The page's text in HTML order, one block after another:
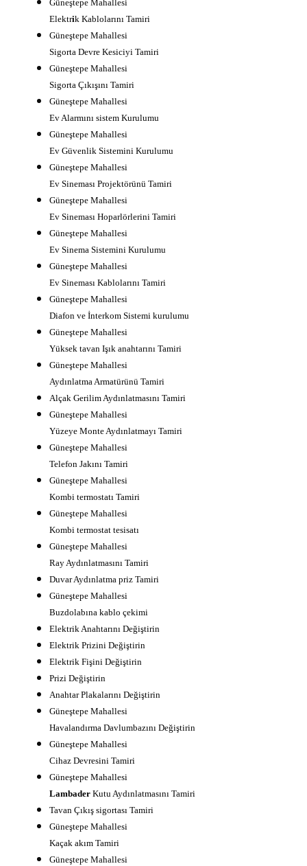
Güneştepe Mahallesi
Elektrik Kablolarını Tamiri
Güneştepe Mahallesi
Sigorta Devre Kesiciyi Tamiri
Güneştepe Mahallesi
Sigorta Çıkışını Tamiri
Güneştepe Mahallesi
Ev Alarmını sistem Kurulumu
Güneştepe Mahallesi
Ev Güvenlik Sistemini Kurulumu
Güneştepe Mahallesi
Ev Sineması Projektörünü Tamiri
Güneştepe Mahallesi
Ev Sineması Hoparlörlerini Tamiri
Güneştepe Mahallesi
Ev Sinema Sistemini Kurulumu
Güneştepe Mahallesi
Ev Sineması Kablolarını Tamiri
Güneştepe Mahallesi
Diafon ve İnterkom Sistemi kurulumu
Güneştepe Mahallesi
Yüksek tavan Işık anahtarını Tamiri
Güneştepe Mahallesi
Aydınlatma Armatürünü Tamiri
Alçak Gerilim Aydınlatmasını Tamiri
Güneştepe Mahallesi
Yüzeye Monte Aydınlatmayı Tamiri
Güneştepe Mahallesi
Telefon Jakını Tamiri
Güneştepe Mahallesi
Kombi termostatı Tamiri
Güneştepe Mahallesi
Kombi termostat tesisatı
Güneştepe Mahallesi
Ray Aydınlatmasını Tamiri
Duvar Aydınlatma priz Tamiri
Güneştepe Mahallesi
Buzdolabına kablo çekimi
Elektrik Anahtarını Değiştirin
Elektrik Prizini Değiştirin
Elektrik Fişini Değiştirin
Prizi Değiştirin
Anahtar Plakalarını Değiştirin
Güneştepe Mahallesi
Havalandırma Davlumbazını Değiştirin
Güneştepe Mahallesi
Cihaz Devresini Tamiri
Güneştepe Mahallesi
LambaderKutu Aydınlatmasını Tamiri
Tavan Çıkış sigortası Tamiri
Güneştepe Mahallesi
Kaçak akım Tamiri
Güneştepe Mahallesi